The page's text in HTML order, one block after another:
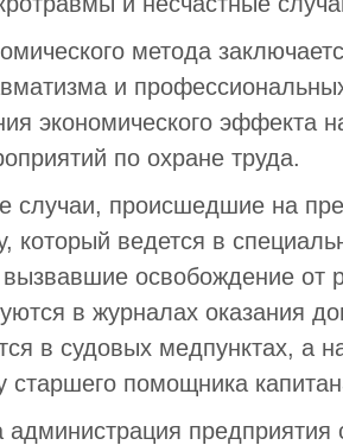
метода
и
экономического эффекта
по охране труда.
случаи, происшедшие на
который ве­дется в
освобождение от
в журналах оказания
в судовых медпунктах, а
старшего помощника
администрация предприятия